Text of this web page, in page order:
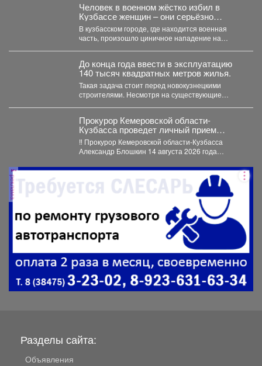
Человек в военном жёстко избил в
Кузбассе женщин – они серьёзно
ранены, такса погибла
В кузбасском городе, где находится военная
часть, произошло циничное нападение на
До конца года ввести в эксплуатацию
140 тысяч квадратных метров жилья.
Такая задача стоит перед новокузнецкими
строителями. Несмотря на существующие
Прокурор Кемеровской области-
Кузбасса проведет личный прием
участников специальной военной
операции и членов их семей
‼️ Прокурор Кемеровской области-Кузбасса
Александр Блошкин 14 августа 2026 года
Правительства...
реклама
Разделы сайта:
Объявления